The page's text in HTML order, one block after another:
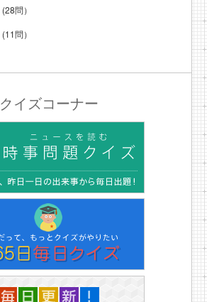
(28問）
(11問）
クイズコーナー